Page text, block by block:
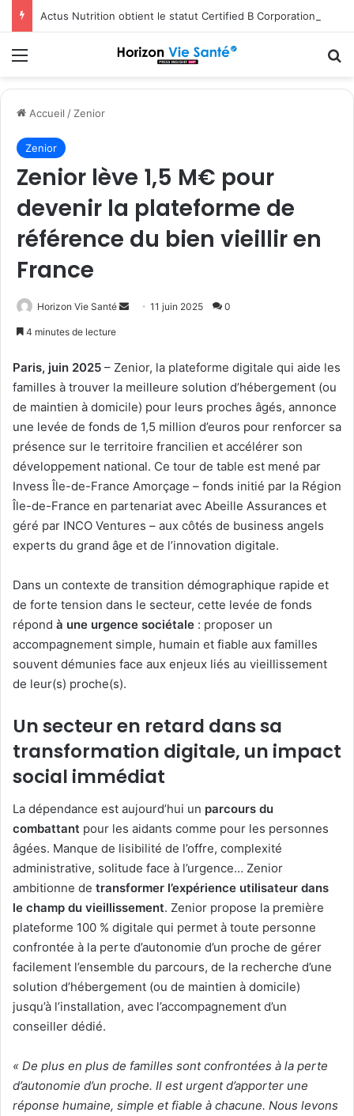
Actus Nutrition obtient le statut Certified B Corporation™
Menu
Accueil /Zenior
Zenior
Zenior lève 1,5 M€ pour
devenir la plateforme de
référence du bien vieillir en
France
Horizon Vie Santé
Envoyer11 juin 2025 0
4 minutes de lecture
Paris, juin 2025 – Zenior, la plateforme digitale qui aide les
familles à trouver la meilleure solution d’hébergement (ou
de maintien à domicile) pour leurs proches âgés, annonce
une levée de fonds de 1,5 million d’euros pour renforcer sa
présence sur le territoire francilien et accélérer son
développement national. Ce tour de table est mené par
Invess Île-de-France Amorçage – fonds initié par la Région
Île-de-France en partenariat avec Abeille Assurances et
géré par INCO Ventures – aux côtés de business angels
experts du grand âge et de l’innovation digitale.
Dans un contexte de transition démographique rapide et
de forte tension dans le secteur, cette levée de fonds
répond à une urgence sociétale : proposer un
accompagnement simple, humain et fiable aux familles
souvent démunies face aux enjeux liés au vieillissement
de leur(s) proche(s).
Un secteur en retard dans sa
transformation digitale, un impact
social immédiat
La dépendance est aujourd’hui un parcours du
combattant pour les aidants comme pour les personnes
âgées. Manque de lisibilité de l’offre, complexité
administrative, solitude face à l’urgence… Zenior
ambitionne de transformer l’expérience utilisateur dans
le champ du vieillissement. Zenior propose la première
plateforme 100 % digitale qui permet à toute personne
confrontée à la perte d’autonomie d’un proche de gérer
facilement l’ensemble du parcours, de la recherche d’une
solution d’hébergement (ou de maintien à domicile)
jusqu’à l’installation, avec l’accompagnement d’un
conseiller dédié.
« De plus en plus de familles sont confrontées à la perte
d’autonomie d’un proche. Il est urgent d’apporter une
réponse humaine, simple et fiable à chacune. Nous levons